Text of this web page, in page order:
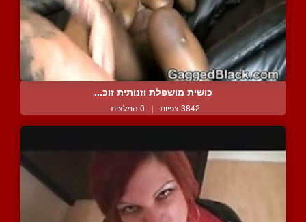
כושית מושפלת וזנותית זוכ...
3842 צפיות | 0 המלצות